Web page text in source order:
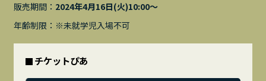
販売期間： 2024年4月16日(火)10:00〜
年齢制限：※未就学児入場不可
チケットぴあ